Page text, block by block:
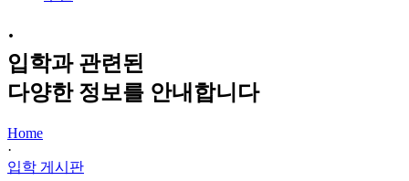
·
입학과 관련된
다양한 정보를 안내합니다
Home
·
입학 게시판